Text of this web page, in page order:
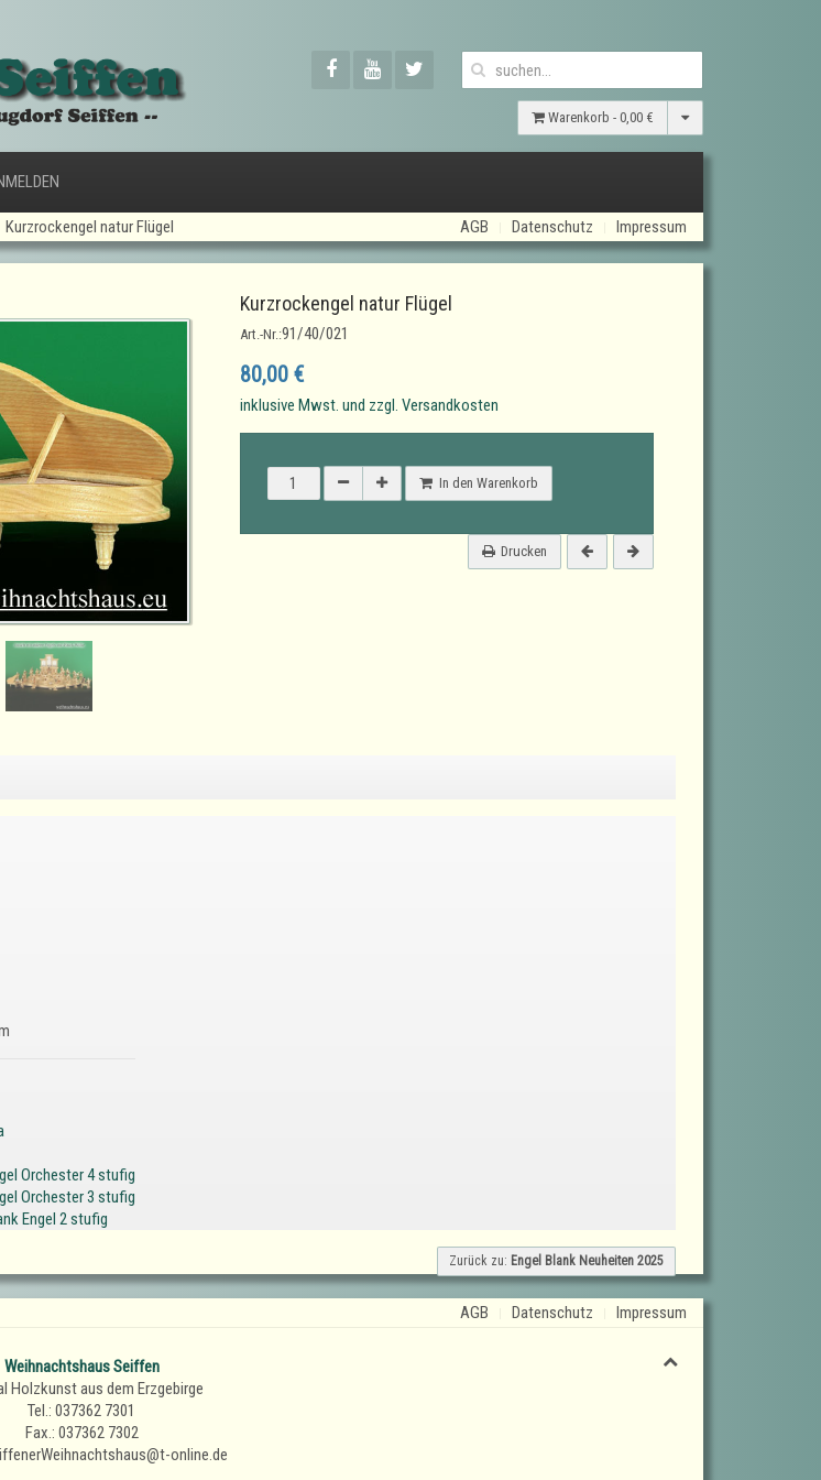
Warenkorb - 0,00 €
Kurzrockengel natur Flügel AGB Datenschutz Impressum
Kurzrockengel natur Flügel
Art.-Nr.:91/40/021
80,00 €
inklusive Mwst. und zzgl. Versandkosten
In den Warenkorb
Drucken
Orchester 4 stufig
Orchester 3 stufig
Engel 2 stufig
Zurück zu: Engel Blank Neuheiten 2025
AGB Datenschutz Impressum
Weihnachtshaus Seiffen
Holzkunst aus dem Erzgebirge
Tel.: 037362 7301
Fax.: 037362 7302
online.de